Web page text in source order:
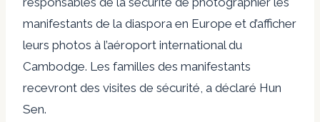
manifestants de la diaspora en Europe et d’afficher
leurs photos à l’aéroport international du
Cambodge. Les familles des manifestants
recevront des visites de sécurité, a déclaré Hun
Sen.